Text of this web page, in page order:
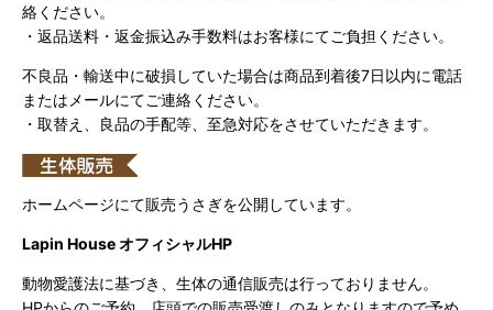
絡ください。
・返品送料・返金振込み手数料はお客様にてご負担ください。
不良品・輸送中に破損していた場合は商品到着後7日以内に電話
またはメールにてご連絡ください。
・取替え、良品の手配等、至急対応をさせていただきます。
ホームページにて販売うさぎを公開しています。
Lapin House オフィシャルHP
動物愛護法に基づき、生体の通信販売は行っておりません。